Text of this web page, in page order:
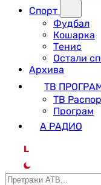
Спорт
Фудбал
Кошарка
Тенис
Остали
Архива
ТВ
ТВ
Програм
А РАДИО
L